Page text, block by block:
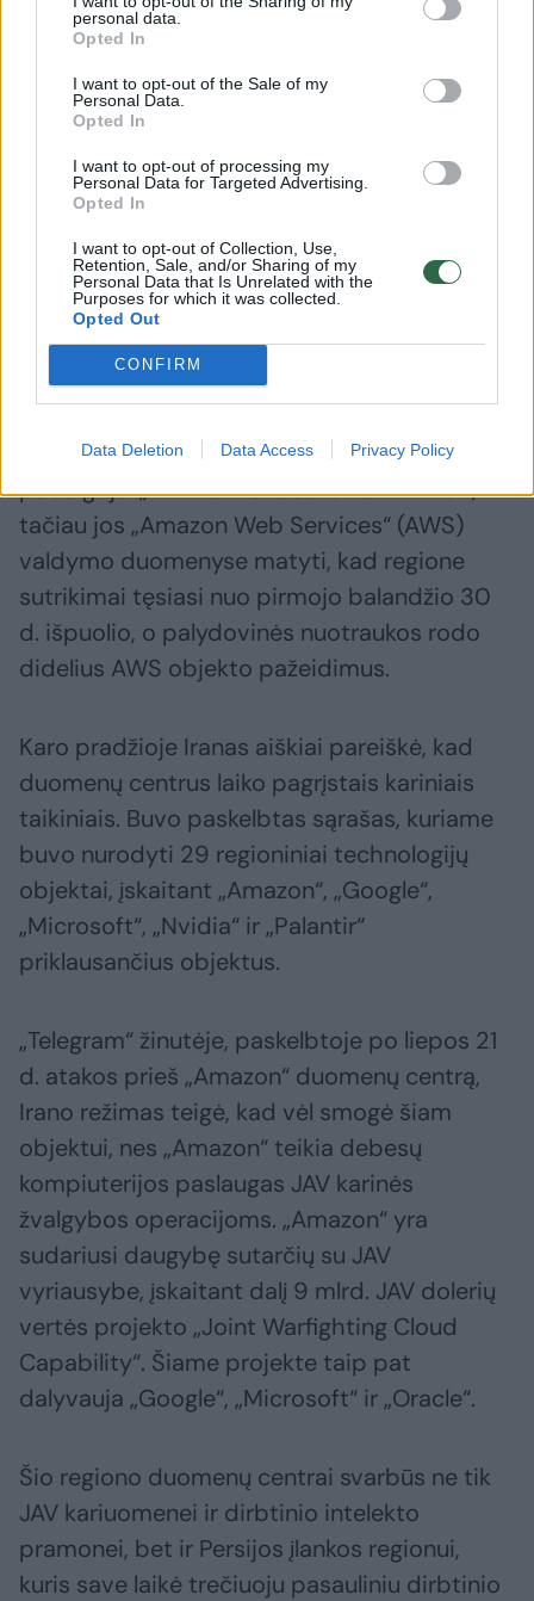
personal data.
Opted In
I want to opt-out of the Sale of my
Personal Data.
Opted In
I want to opt-out of processing my
Personal Data for Targeted Advertising.
Opted In
I want to opt-out of Collection, Use,
Retention, Sale, and/or Sharing of my
Personal Data that Is Unrelated with the
Purposes for which it was collected.
Opted Out
CONFIRM
Data Deletion Data Access Privacy Policy
Iranas ir Jungtinės Valstijos užpuolė
mažiausiai penkis duomenų centrus Persijos
įlankos regione – jau įskaičiuojant ir antrąjį
centrą Bahreine praėjusio mėnesio
pabaigoje. „Amazon“ atsisakė komentuoti,
tačiau jos „Amazon Web Services“ (AWS)
valdymo duomenyse matyti, kad regione
sutrikimai tęsiasi nuo pirmojo balandžio 30
d. išpuolio, o palydovinės nuotraukos rodo
didelius AWS objekto pažeidimus.
Karo pradžioje Iranas aiškiai pareiškė, kad
duomenų centrus laiko pagrįstais kariniais
taikiniais. Buvo paskelbtas sąrašas, kuriame
buvo nurodyti 29 regioniniai technologijų
objektai, įskaitant „Amazon“, „Google“,
„Microsoft“, „Nvidia“ ir „Palantir“
priklausančius objektus.
„Telegram“ žinutėje, paskelbtoje po liepos 21
d. atakos prieš „Amazon“ duomenų centrą,
Irano režimas teigė, kad vėl smogė šiam
objektui, nes „Amazon“ teikia debesų
kompiuterijos paslaugas JAV karinės
žvalgybos operacijoms. „Amazon“ yra
sudariusi daugybę sutarčių su JAV
vyriausybe, įskaitant dalį 9 mlrd. JAV dolerių
vertės projekto „Joint Warfighting Cloud
Capability“. Šiame projekte taip pat
dalyvauja „Google“, „Microsoft“ ir „Oracle“.
Šio regiono duomenų centrai svarbūs ne tik
JAV kariuomenei ir dirbtinio intelekto
pramonei, bet ir Persijos įlankos regionui,
kuris save laikė trečiuoju pasauliniu dirbtinio